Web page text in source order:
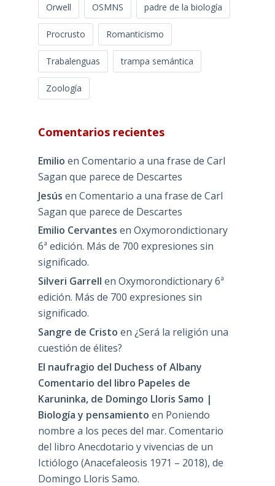
Orwell OSMNS padre de la biología
Procrusto Romanticismo
Trabalenguas trampa semántica
Zoología
Comentarios recientes
Emilio en Comentario a una frase de Carl
Sagan que parece de Descartes
Jesús en Comentario a una frase de Carl
Sagan que parece de Descartes
Emilio Cervantes en Oxymorondictionary
6ª edición. Más de 700 expresiones sin
significado.
Silveri Garrell en Oxymorondictionary 6ª
edición. Más de 700 expresiones sin
significado.
Sangre de Cristo en ¿Será la religión una
cuestión de élites?
El naufragio del Duchess of Albany
Comentario del libro Papeles de
Karuninka, de Domingo Lloris Samo |
Biología y pensamiento en Poniendo
nombre a los peces del mar. Comentario
del libro Anecdotario y vivencias de un
Ictiólogo (Anacefaleosis 1971 – 2018), de
Domingo Lloris Samo.